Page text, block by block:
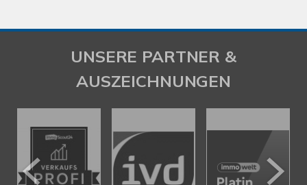
UNSERE PARTNER &
AUSZEICHNUNGEN